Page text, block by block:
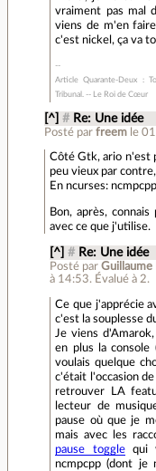
vraiment pas mal
viens de m'en
c'est nickel, ça va
Article Quarante-Deux :
Tribunal. -- Le Roi de Cœur
[^] # Re: Une idée
Posté par freem le
Côté Gtk, ario n'est
peu vieux par
En ncurses:
Bon, après,
avec ce que j'utilise.
[^] # Re: Une idée
Posté parGuillaume
à 14:53. Évalué à 2.
Ce que j'apprécie
c'est la souplesse
Je viens
en plus la console
voulais quelque
c'était l'occasion
retrouver LA
lecteur de
pause où que je
mais avec les
pause togglequi
ncmpcpp (dont je